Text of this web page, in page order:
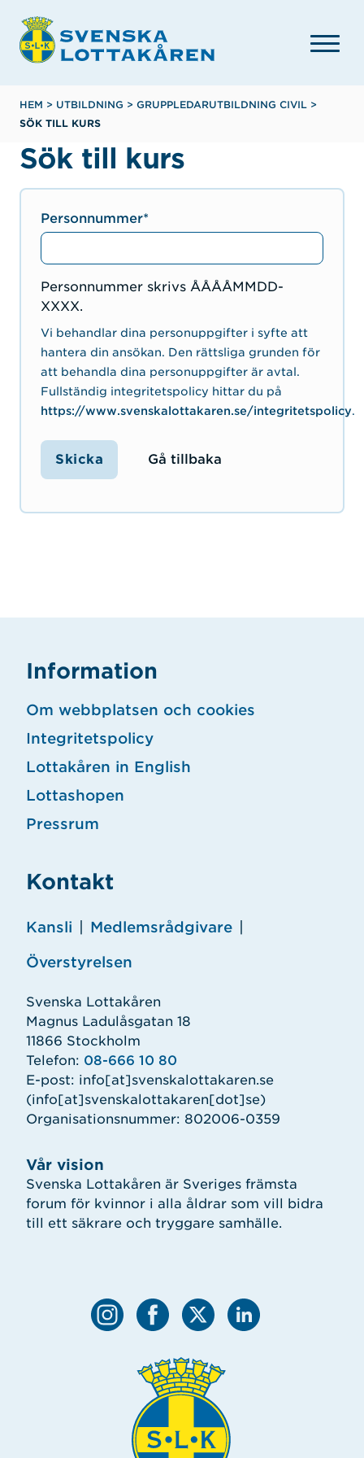
huvudinnehåll
Länkstig
HEM > UTBILDNING > GRUPPLEDARUTBILDNING CIVIL >
SÖK TILL KURS
Sök till kurs
Personnummer
Personnummer skrivs ÅÅÅÅMMDD-
XXXX.
Vi behandlar dina personuppgifter i syfte att
hantera din ansökan. Den rättsliga grunden för
att behandla dina personuppgifter är avtal.
Fullständig integritetspolicy hittar du på
https://www.svenskalottakaren.se/integritetspolicy.
Gå tillbaka
Vår vision
Svenska Lottakåren är Sveriges främsta
forum för kvinnor i alla åldrar som vill bidra
till ett säkrare och tryggare samhälle.
Information
Om webbplatsen och cookies
Integritetspolicy
Lottakåren in English
Lottashopen
Pressrum
Kontakt
Kansli Medlemsrådgivare
Överstyrelsen
Svenska Lottakåren
Magnus Ladulåsgatan 18
11866 Stockholm
Telefon: 08-666 10 80
E-post: info[at]svenskalottakaren.se
(info[at]svenskalottakaren[dot]se)
Organisationsnummer: 802006-0359